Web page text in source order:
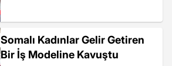
Somalı Kadınlar Gelir Getiren
Bir İş Modeline Kavuştu